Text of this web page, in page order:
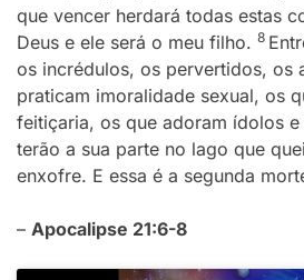
que vencer herdará todas estas
Deus e ele será o meu filho. 8
os incrédulos, os pervertidos, os
praticam imoralidade sexual, os
feitiçaria, os que adoram ídolos
terão a sua parte no lago que
enxofre. E essa é a segunda
– Apocalipse 21:6-8